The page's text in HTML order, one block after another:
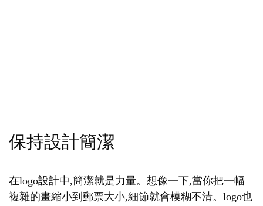
保持設計簡潔
在logo設計中,簡潔就是力量。想像一下,當你把一幅
複雜的畫縮小到郵票大小,細節就會模糊不清。logo也